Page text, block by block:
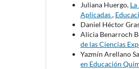
Juliana Huergo,
Aplicadas,
Daniel Héctor
Alicia Benarroch
de las Ciencias
Yazmín Arellano
en Educación